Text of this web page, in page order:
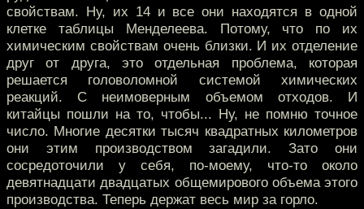
свойствам. Ну, их 14 и все они находятся в одной
клетке таблицы Менделеева. Потому, что по их
химическим свойствам очень близки. И их отделение
друг от друга, это отдельная проблема, которая
решается головоломной системой химических
реакций. С неимоверным объемом отходов. И
китайцы пошли на то, чтобы... Ну, не помню точное
число. Многие десятки тысяч квадратных километров
они этим производством загадили. Зато они
сосредоточили у себя, по-моему, что-то около
девятнадцати двадцатых общемирового объема этого
производства. Теперь держат весь мир за горло.